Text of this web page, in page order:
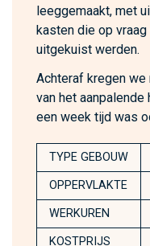
leeggemaakt, met
kasten die op
uitgekuist werden.
Achteraf kregen we
van het
een week tijd was
TYPE GEBOUW
OPPERVLAKTE
WERKUREN
KOSTPRIJS